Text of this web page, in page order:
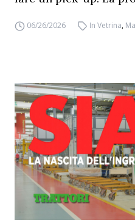
06/26/2026 In Vetrina,